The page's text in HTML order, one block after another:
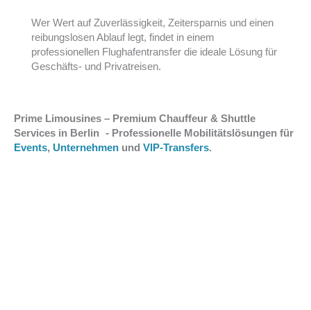
Wer Wert auf Zuverlässigkeit, Zeitersparnis und einen
reibungslosen Ablauf legt, findet in einem
professionellen Flughafentransfer die ideale Lösung für
Geschäfts- und Privatreisen.
Prime Limousines – Premium Chauffeur & Shuttle
Services in Berlin - Professionelle Mobilitätslösungen für
Events, Unternehmen und VIP-Transfers.